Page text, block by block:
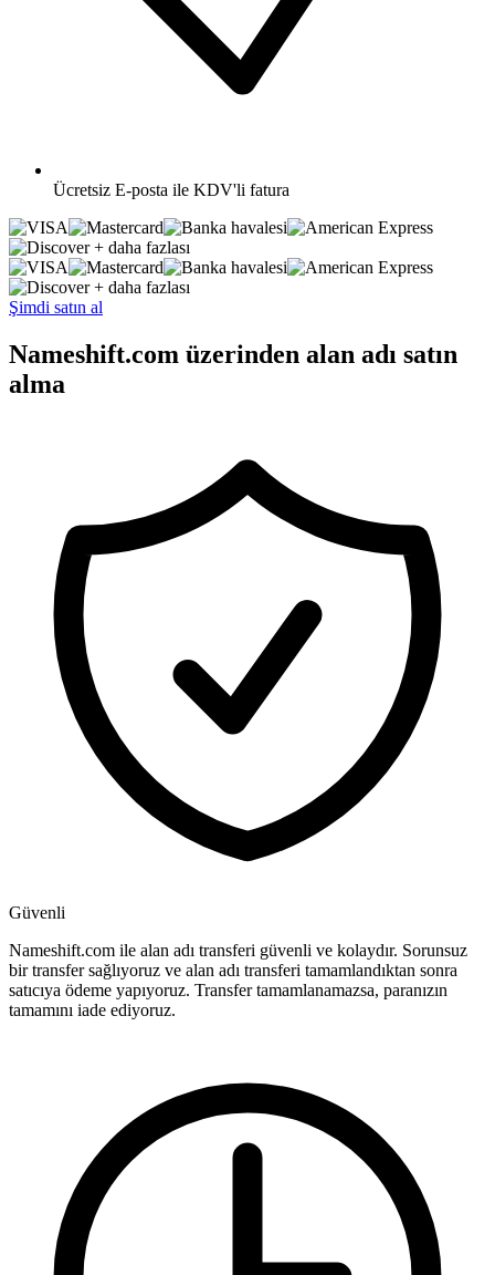
Ücretsiz E-posta ile KDV'li fatura
+ daha fazlası
+ daha fazlası
Şimdi satın al
Nameshift.com üzerinden alan adı satın
alma
Güvenli
Nameshift.com ile alan adı transferi güvenli ve kolaydır. Sorunsuz
bir transfer sağlıyoruz ve alan adı transferi tamamlandıktan sonra
satıcıya ödeme yapıyoruz. Transfer tamamlanamazsa, paranızın
tamamını iade ediyoruz.